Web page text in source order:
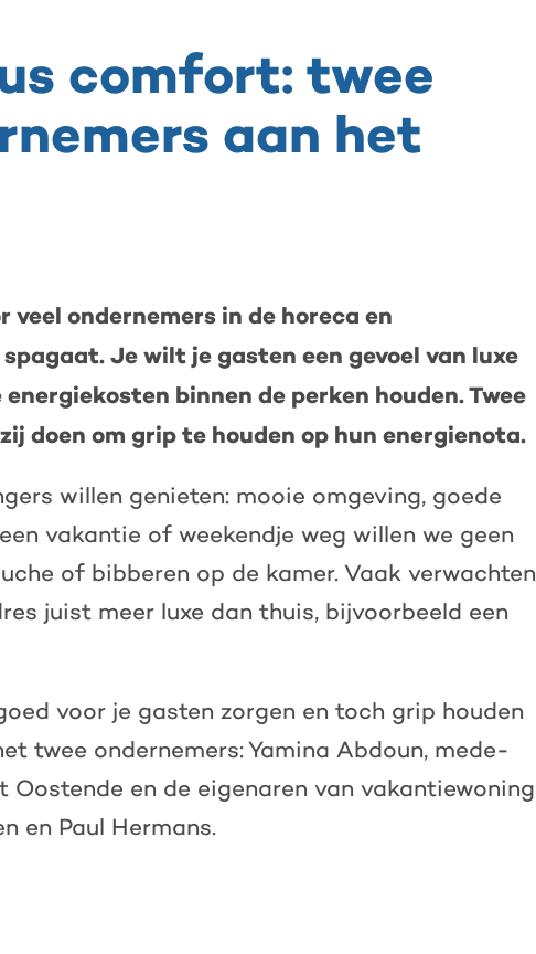
comfort: twee
aan het
veel ondernemers in de horeca en
Je wilt je gasten een gevoel van luxe
binnen de perken houden. Twee
doen om grip te houden op hun energienota.
willen genieten: mooie omgeving, goede
vakantie of weekendje weg willen we geen
of bibberen op de kamer. Vaak verwachten
juist meer luxe dan thuis, bijvoorbeeld een
voor je gasten zorgen en toch grip houden
twee ondernemers: Yamina Abdoun, mede-
Oostende en de eigenaren van vakantiewoning
en Paul Hermans.